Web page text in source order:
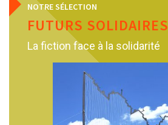
NOTRE SÉLECTION
FUTURS SOLIDAIRES
La fiction face à la solidarité